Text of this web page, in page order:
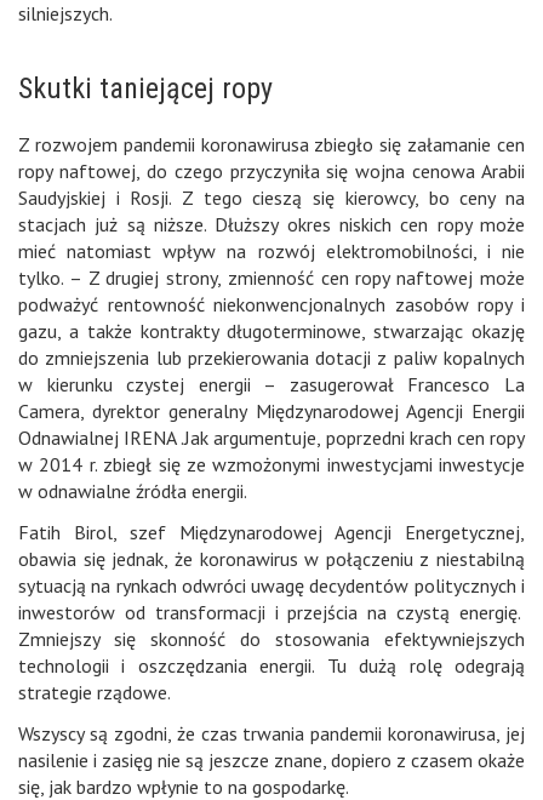
silniejszych.
Skutki taniejącej ropy
Z rozwojem pandemii koronawirusa zbiegło się załamanie cen
ropy naftowej, do czego przyczyniła się wojna cenowa Arabii
Saudyjskiej i Rosji. Z tego cieszą się kierowcy, bo ceny na
stacjach już są niższe. Dłuższy okres niskich cen ropy może
mieć natomiast wpływ na rozwój elektromobilności, i nie
tylko. – Z drugiej strony, zmienność cen ropy naftowej może
podważyć rentowność niekonwencjonalnych zasobów ropy i
gazu, a także kontrakty długoterminowe, stwarzając okazję
do zmniejszenia lub przekierowania dotacji z paliw kopalnych
w kierunku czystej energii – zasugerował Francesco La
Camera, dyrektor generalny Międzynarodowej Agencji Energii
Odnawialnej IRENA .Jak argumentuje, poprzedni krach cen ropy
w 2014 r. zbiegł się ze wzmożonymi inwestycjami inwestycje
w odnawialne źródła energii.
Fatih Birol, szef Międzynarodowej Agencji Energetycznej,
obawia się jednak, że koronawirus w połączeniu z niestabilną
sytuacją na rynkach odwróci uwagę decydentów politycznych i
inwestorów od transformacji i przejścia na czystą energię.
Zmniejszy się skonność do stosowania efektywniejszych
technologii i oszczędzania energii. Tu dużą rolę odegrają
strategie rządowe.
Wszyscy są zgodni, że czas trwania pandemii koronawirusa, jej
nasilenie i zasięg nie są jeszcze znane, dopiero z czasem okaże
się, jak bardzo wpłynie to na gospodarkę.